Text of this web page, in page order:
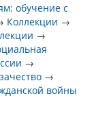
обучение с
Коллекции →
→
→
→
войны